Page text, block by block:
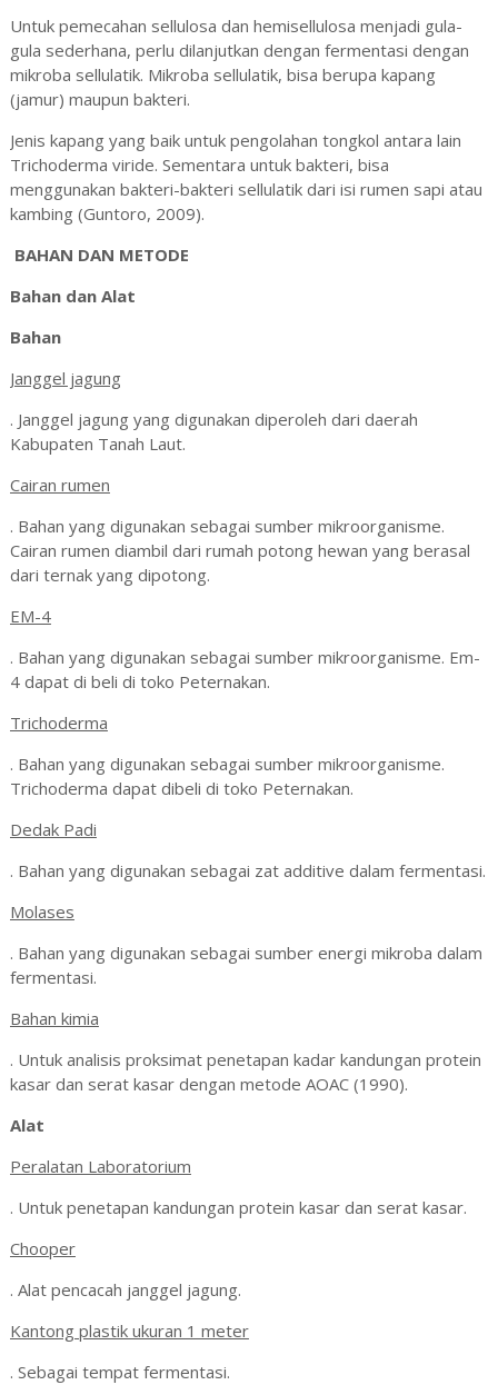
Untuk pemecahan sellulosa dan hemisellulosa menjadi gula-
gula sederhana, perlu dilanjutkan dengan fermentasi dengan
mikroba sellulatik. Mikroba sellulatik, bisa berupa kapang
(jamur) maupun bakteri.
Jenis kapang yang baik untuk pengolahan tongkol antara lain
Trichoderma viride. Sementara untuk bakteri, bisa
menggunakan bakteri-bakteri sellulatik dari isi rumen sapi atau
kambing (Guntoro, 2009).
BAHAN DAN METODE
Bahan dan Alat
Bahan
Janggel jagung
. Janggel jagung yang digunakan diperoleh dari daerah
Kabupaten Tanah Laut.
Cairan rumen
. Bahan yang digunakan sebagai sumber mikroorganisme.
Cairan rumen diambil dari rumah potong hewan yang berasal
dari ternak yang dipotong.
EM-4
. Bahan yang digunakan sebagai sumber mikroorganisme. Em-
4 dapat di beli di toko Peternakan.
Trichoderma
. Bahan yang digunakan sebagai sumber mikroorganisme.
Trichoderma dapat dibeli di toko Peternakan.
Dedak Padi
. Bahan yang digunakan sebagai zat additive dalam fermentasi.
Molases
. Bahan yang digunakan sebagai sumber energi mikroba dalam
fermentasi.
Bahan kimia
. Untuk analisis proksimat penetapan kadar kandungan protein
kasar dan serat kasar dengan metode AOAC (1990).
Alat
Peralatan Laboratorium
. Untuk penetapan kandungan protein kasar dan serat kasar.
Chooper
. Alat pencacah janggel jagung.
Kantong plastik ukuran 1 meter
. Sebagai tempat fermentasi.